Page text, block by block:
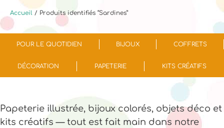
Accueil / Produits identifiés “Sardines”
POUR LE QUOTIDIEN BIJOUX COFFRETS
DÉCORATION PAPETERIE KITS CRÉATIFS
Papeterie illustrée, bijoux colorés, objets déco et
kits créatifs — tout est fait main dans notre